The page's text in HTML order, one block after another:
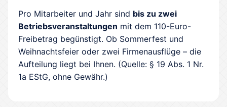
Pro Mitarbeiter und Jahr sind bis zu zwei
Betriebsveranstaltungen mit dem 110-Euro-
Freibetrag begünstigt. Ob Sommerfest und
Weihnachtsfeier oder zwei Firmenausflüge – die
Aufteilung liegt bei Ihnen. (Quelle: § 19 Abs. 1 Nr.
1a EStG, ohne Gewähr.)